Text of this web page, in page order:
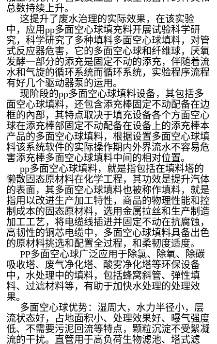
总数持续上升。
这提升了废水治理的实际效果，在该实验
中，应用pp多面空心球填充料开展试验科学研
究，科学研究了多种填料多面空心球填料，对管
式反应器危害，它的多面空心球和纤维球，厌氧
发酵一部分的添充是固定不动的添充，伴随着流
水和气旋的循环系统而循环系统，实验程序流程
有好几个驱动器泵的运用。
现阶段的pp多面空心球填料设备，其包括多
面空心球填料，还包含添充棒固定不动配备在边
框的內部，其特点取决于填充设备各个方面空心
球在添充棒部固定不动配备在设备上的添充棒本
产品的多面空心球填料，根据设置多面空心球填
料该系统软件的实际操作期内外界流水不容易危
害添充棒多面空心球填料中间的相对位置。
pp多面空心球填料，就是指包括在填料塔的
懒散固态原材料在化学工程，其功效是提升汽体
的表面，其多面空心球填料也被称作填料，就是
指用以改进生产加工特性，商品的物理性能和控
制成本的固态原材料，选用金属拉丝和生产制造
加工工艺，将电缆线插进并固定不动在抗腐蚀，
高韧性的铜芯电缆中，多面空心球填料具备出色
的原材料挑选和配置全过程，和柔韧度适度。
PP多面空心球广泛应用于除氯、除氧、除碳
吸收塔、废气净化塔、酸雾净化塔等环保设备
中，水处理中的填料，包括蜂窝斜管、弹性填
料、过滤材料等，有助于加快水处理的处理效
果。
多面空心球优势：湿周大，水力半径小，层
流状态好，占地面积小、处理效果好、曝气强度
低、不需要污泥回流等特点，颗粒沉淀不受絮凝
流的干扰。直管用于高负荷生物滤池、塔式滤